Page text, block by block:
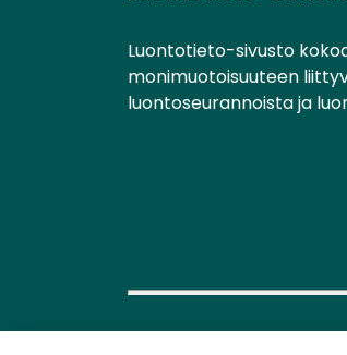
Luontotieto-sivusto
monimuotoisuuteen
luontoseurannoista ja